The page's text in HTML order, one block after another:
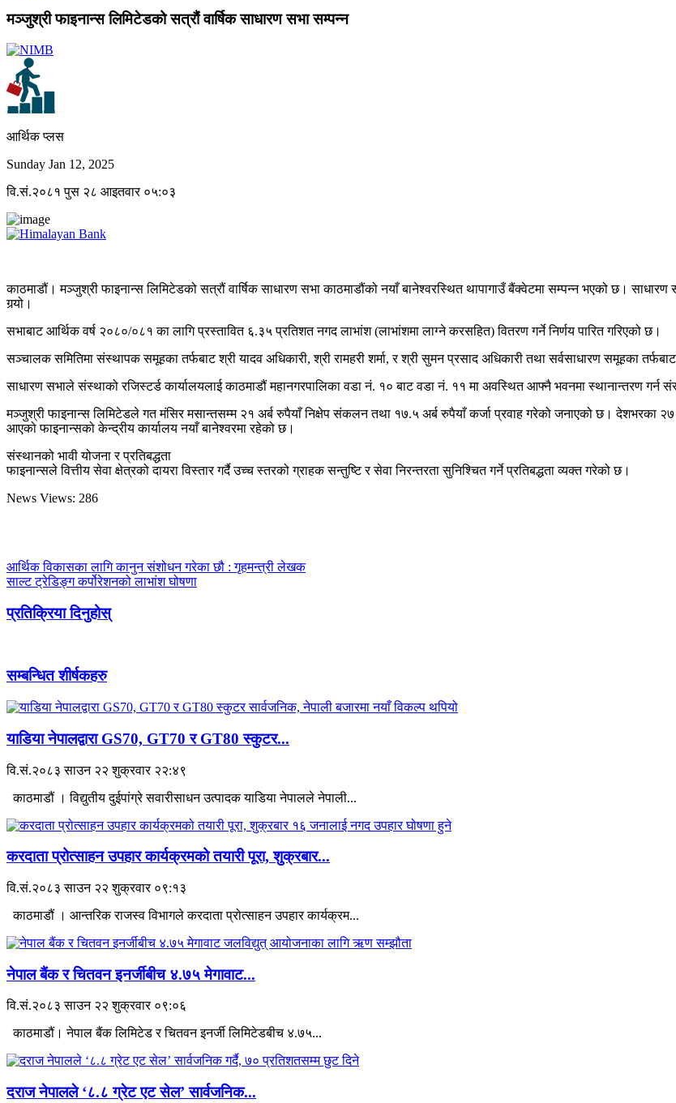
मञ्जुश्री फाइनान्स लिमिटेडको सत्रौं वार्षिक साधारण सभा सम्पन्न
आर्थिक प्लस
Sunday Jan 12, 2025
वि.सं.२०८१ पुस २८ आइतवार ०५:०३
काठमाडौं। मञ्जुश्री फाइनान्स लिमिटेडको सत्रौं वार्षिक साधारण सभा काठमाडौंको नयाँ बानेश्वरस्थित थापागाउँ बैंक्वेटमा सम्पन्न भएको छ। साधारण
गर्‍यो।
सभाबाट आर्थिक वर्ष २०८०/०८१ का लागि प्रस्तावित ६.३५ प्रतिशत नगद लाभांश (लाभांशमा लाग्ने करसहित) वितरण गर्ने निर्णय पारित गरिएको छ।
सञ्चालक समितिमा संस्थापक समूहका तर्फबाट श्री यादव अधिकारी, श्री रामहरी शर्मा, र श्री सुमन प्रसाद अधिकारी तथा सर्वसाधारण समूहका तर्फबाट
साधारण सभाले संस्थाको रजिस्टर्ड कार्यालयलाई काठमाडौं महानगरपालिका वडा नं. १० बाट वडा नं. ११ मा अवस्थित आफ्नै भवनमा स्थानान्तरण गर्न
मञ्जुश्री फाइनान्स लिमिटेडले गत मंसिर मसान्तसम्म २१ अर्ब रुपैयाँ निक्षेप संकलन तथा १७.५ अर्ब रुपैयाँ कर्जा प्रवाह गरेको जनाएको छ। देशभरका २७
आएको फाइनान्सको केन्द्रीय कार्यालय नयाँ बानेश्वरमा रहेको छ।
संस्थानको भावी योजना र प्रतिबद्धता
फाइनान्सले वित्तीय सेवा क्षेत्रको दायरा विस्तार गर्दै उच्च स्तरको ग्राहक सन्तुष्टि र सेवा निरन्तरता सुनिश्चित गर्ने प्रतिबद्धता व्यक्त गरेको छ।
News Views: 286
आर्थिक विकासका लागि कानुन संशोधन गरेका छौ : गृहमन्त्री लेखक
साल्ट ट्रेडिङ्ग कर्पोरेशनको लाभांश घोषणा
प्रतिक्रिया दिनुहोस्
सम्बन्धित शीर्षकहरु
याडिया नेपालद्वारा GS70, GT70 र GT80 स्कुटर...
वि.सं.२०८३ साउन २२ शुक्रवार २२:४९
काठमाडौं । विद्युतीय दुईपांग्रे सवारीसाधन उत्पादक याडिया नेपालले नेपाली...
करदाता प्रोत्साहन उपहार कार्यक्रमको तयारी पूरा, शुक्रबार...
वि.सं.२०८३ साउन २२ शुक्रवार ०९:१३
काठमाडौं । आन्तरिक राजस्व विभागले करदाता प्रोत्साहन उपहार कार्यक्रम...
नेपाल बैंक र चितवन इनर्जीबीच ४.७५ मेगावाट...
वि.सं.२०८३ साउन २२ शुक्रवार ०९:०६
काठमाडौं। नेपाल बैंक लिमिटेड र चितवन इनर्जी लिमिटेडबीच ४.७५...
दराज नेपालले ‘८.८ ग्रेट एट सेल’ सार्वजनिक...